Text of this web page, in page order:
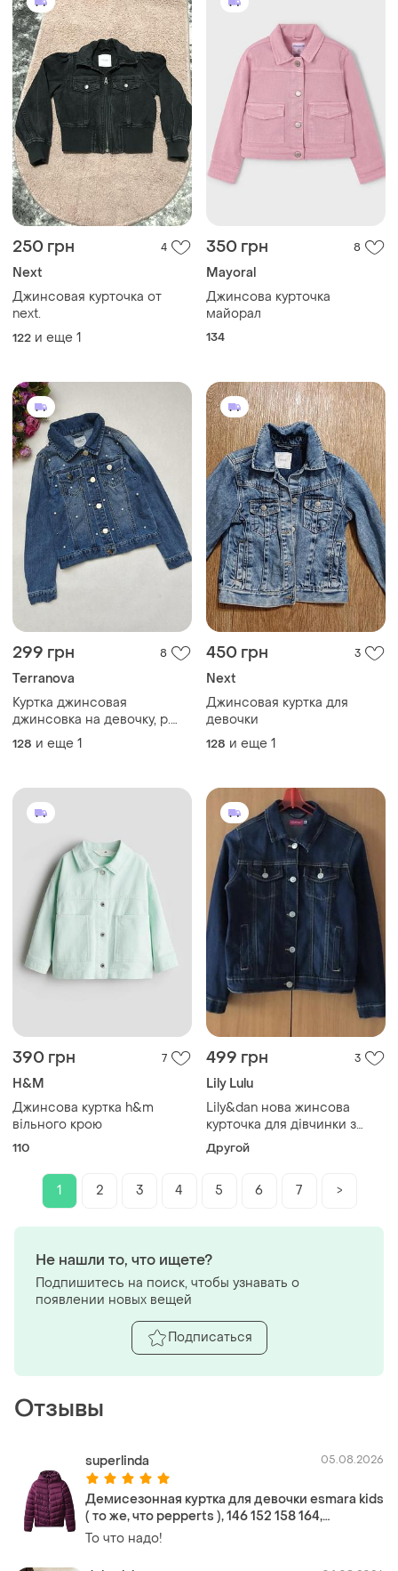
250 грн 4
Next
Джинсовая курточка от
next.
122 и еще 1
350 грн 8
Mayoral
Джинсова курточка
майорал
134
299 грн 8
Terranova
Куртка джинсовая
джинсовка на девочку, р.
128-134
128 и еще 1
450 грн 3
Next
Джинсовая куртка для
девочки
128 и еще 1
390 грн 7
H&M
Джинсова куртка h&m
вільного крою
110
499 грн 3
Lily Lulu
Lily&dan нова жинсова
курточка для дівчинки з
ишенями
Другой
1 2 3 4 5 6 7 >
Отзывы
superlinda 05.08.2026
Демисезонная куртка для девочки esmara kids
( то же, что pepperts ), 146 152 158 164,
стеганная куртка
То что надо!
Не нашли то, что ищете?
Подпишитесь на поиск, чтобы узнавать о
появлении новых вещей
Подписаться